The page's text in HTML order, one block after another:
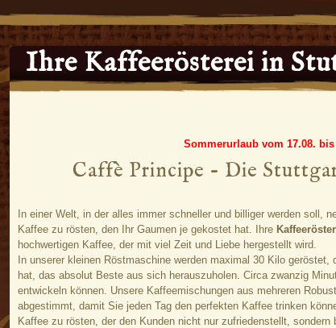
Ihre Kaffeerösterei in
Sommerurlaub vom 17.08. bis
Caffè Principe - Die
In einer Welt, in der alles immer schneller und billiger werden soll,
Kaffee zu rösten, den Ihr Gaumen je gekostet hat. Ihre
hochwertigen Kaffee, der mit viel Zeit und Liebe hergestellt wird.
In unserer kleinen Röstmaschine werden maximal 30 Kilo
hat, das absolut Beste aus sich herauszuholen. Circa zwanzig
entwickeln können. Unsere Kaffeemischungen aus mehreren
abgestimmt, damit Sie jeden Tag den perfekten Kaffee trinken
Kaffee zu rösten, der den Kunden nicht nur zufriedenstellt,